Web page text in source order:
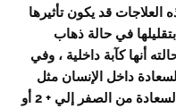
قد يكون تأثيرها
بتقليلها في حالة ذهاب
أنها كآبة داخلية ، وفي
داخل الإنسان مثل
مخدرات المورفين و الحشيشة فترتفع السعادة من الصفر إلي + 2 أو